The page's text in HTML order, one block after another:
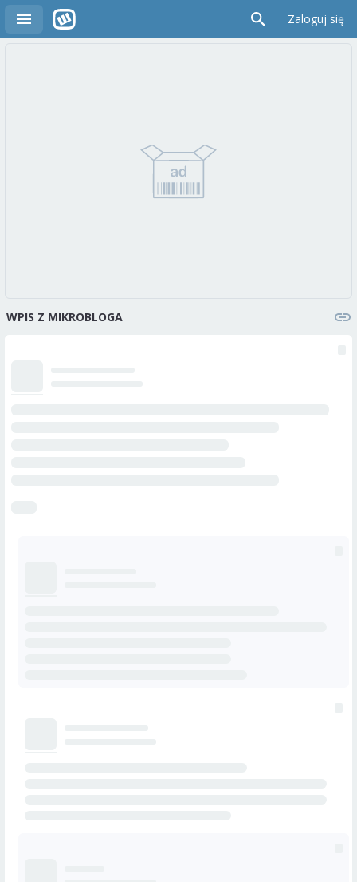
Zaloguj się
WPIS Z MIKROBLOGA